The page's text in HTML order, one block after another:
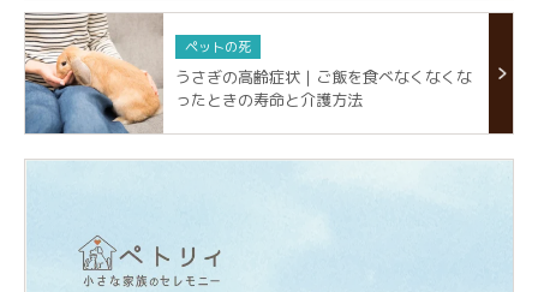
ペットの死
うさぎの高齢症状｜ご飯を食べなくなくな
ったときの寿命と介護方法